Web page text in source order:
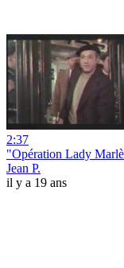
2:37
"Opération Lady
Jean P.
il y a 19 ans